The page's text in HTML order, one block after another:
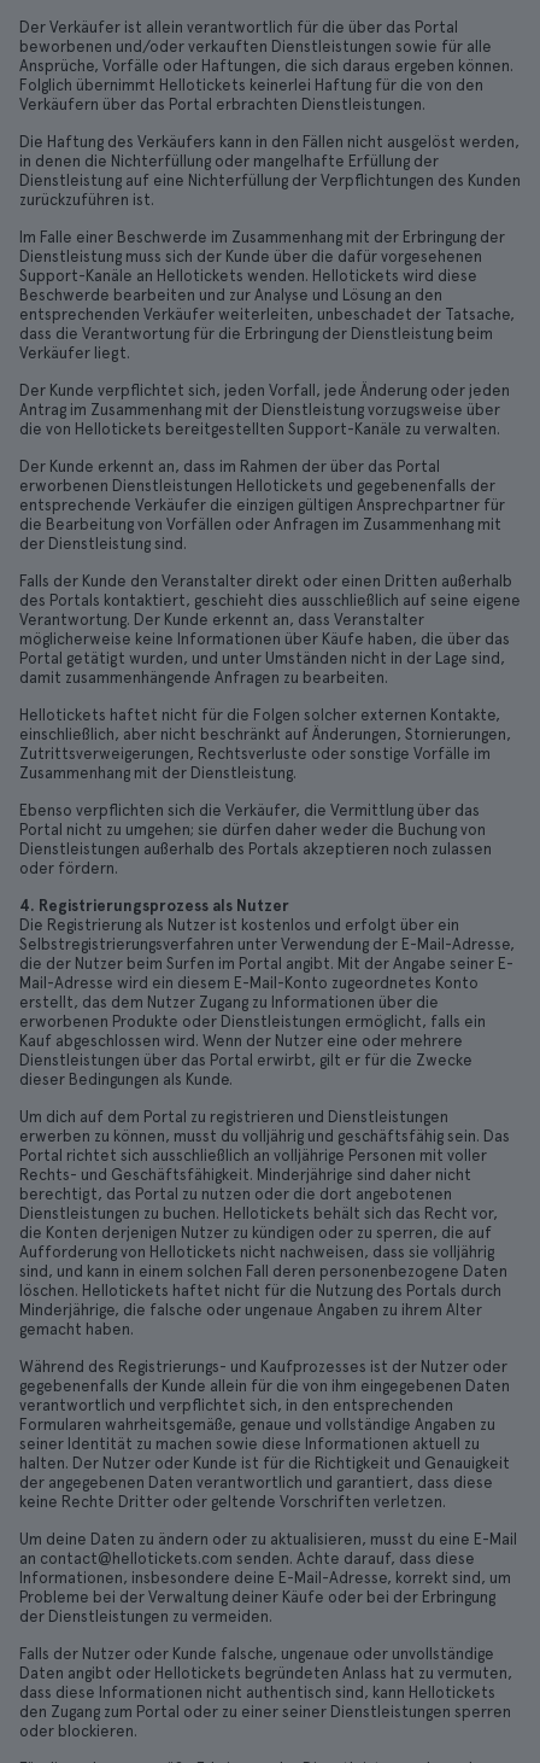
Der Verkäufer ist allein verantwortlich für die über das Portal
beworbenen und/oder verkauften Dienstleistungen sowie für alle
Ansprüche, Vorfälle oder Haftungen, die sich daraus ergeben können.
Folglich übernimmt Hellotickets keinerlei Haftung für die von den
Verkäufern über das Portal erbrachten Dienstleistungen.
Die Haftung des Verkäufers kann in den Fällen nicht ausgelöst werden,
in denen die Nichterfüllung oder mangelhafte Erfüllung der
Dienstleistung auf eine Nichterfüllung der Verpflichtungen des Kunden
zurückzuführen ist.
Im Falle einer Beschwerde im Zusammenhang mit der Erbringung der
Dienstleistung muss sich der Kunde über die dafür vorgesehenen
Support-Kanäle an Hellotickets wenden. Hellotickets wird diese
Beschwerde bearbeiten und zur Analyse und Lösung an den
entsprechenden Verkäufer weiterleiten, unbeschadet der Tatsache,
dass die Verantwortung für die Erbringung der Dienstleistung beim
Verkäufer liegt.
Der Kunde verpflichtet sich, jeden Vorfall, jede Änderung oder jeden
Antrag im Zusammenhang mit der Dienstleistung vorzugsweise über
die von Hellotickets bereitgestellten Support-Kanäle zu verwalten.
Der Kunde erkennt an, dass im Rahmen der über das Portal
erworbenen Dienstleistungen Hellotickets und gegebenenfalls der
entsprechende Verkäufer die einzigen gültigen Ansprechpartner für
die Bearbeitung von Vorfällen oder Anfragen im Zusammenhang mit
der Dienstleistung sind.
Falls der Kunde den Veranstalter direkt oder einen Dritten außerhalb
des Portals kontaktiert, geschieht dies ausschließlich auf seine eigene
Verantwortung. Der Kunde erkennt an, dass Veranstalter
möglicherweise keine Informationen über Käufe haben, die über das
Portal getätigt wurden, und unter Umständen nicht in der Lage sind,
damit zusammenhängende Anfragen zu bearbeiten.
Hellotickets haftet nicht für die Folgen solcher externen Kontakte,
einschließlich, aber nicht beschränkt auf Änderungen, Stornierungen,
Zutrittsverweigerungen, Rechtsverluste oder sonstige Vorfälle im
Zusammenhang mit der Dienstleistung.
Ebenso verpflichten sich die Verkäufer, die Vermittlung über das
Portal nicht zu umgehen; sie dürfen daher weder die Buchung von
Dienstleistungen außerhalb des Portals akzeptieren noch zulassen
oder fördern.
4. Registrierungsprozess als Nutzer
Die Registrierung als Nutzer ist kostenlos und erfolgt über ein
Selbstregistrierungsverfahren unter Verwendung der E-Mail-Adresse,
die der Nutzer beim Surfen im Portal angibt. Mit der Angabe seiner E-
Mail-Adresse wird ein diesem E-Mail-Konto zugeordnetes Konto
erstellt, das dem Nutzer Zugang zu Informationen über die
erworbenen Produkte oder Dienstleistungen ermöglicht, falls ein
Kauf abgeschlossen wird. Wenn der Nutzer eine oder mehrere
Dienstleistungen über das Portal erwirbt, gilt er für die Zwecke
dieser Bedingungen als Kunde.
Um dich auf dem Portal zu registrieren und Dienstleistungen
erwerben zu können, musst du volljährig und geschäftsfähig sein. Das
Portal richtet sich ausschließlich an volljährige Personen mit voller
Rechts- und Geschäftsfähigkeit. Minderjährige sind daher nicht
berechtigt, das Portal zu nutzen oder die dort angebotenen
Dienstleistungen zu buchen. Hellotickets behält sich das Recht vor,
die Konten derjenigen Nutzer zu kündigen oder zu sperren, die auf
Aufforderung von Hellotickets nicht nachweisen, dass sie volljährig
sind, und kann in einem solchen Fall deren personenbezogene Daten
löschen. Hellotickets haftet nicht für die Nutzung des Portals durch
Minderjährige, die falsche oder ungenaue Angaben zu ihrem Alter
gemacht haben.
Während des Registrierungs- und Kaufprozesses ist der Nutzer oder
gegebenenfalls der Kunde allein für die von ihm eingegebenen Daten
verantwortlich und verpflichtet sich, in den entsprechenden
Formularen wahrheitsgemäße, genaue und vollständige Angaben zu
seiner Identität zu machen sowie diese Informationen aktuell zu
halten. Der Nutzer oder Kunde ist für die Richtigkeit und Genauigkeit
der angegebenen Daten verantwortlich und garantiert, dass diese
keine Rechte Dritter oder geltende Vorschriften verletzen.
Um deine Daten zu ändern oder zu aktualisieren, musst du eine E-Mail
an contact@hellotickets.com senden. Achte darauf, dass diese
Informationen, insbesondere deine E-Mail-Adresse, korrekt sind, um
Probleme bei der Verwaltung deiner Käufe oder bei der Erbringung
der Dienstleistungen zu vermeiden.
Falls der Nutzer oder Kunde falsche, ungenaue oder unvollständige
Daten angibt oder Hellotickets begründeten Anlass hat zu vermuten,
dass diese Informationen nicht authentisch sind, kann Hellotickets
den Zugang zum Portal oder zu einer seiner Dienstleistungen sperren
oder blockieren.